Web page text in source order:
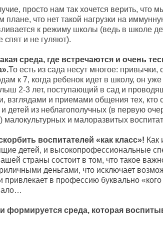
просто нам так хочется верить, что
что нет такой нагрузки на
к режиму школы (ведь в школе
спят и не гуляют).
среда, где встречаются и очень
То есть из сада несут многое: привычки,
к 7, когда ребенок идет в школу, он
2-3 лет, поступающий в сад и
взглядами и приемами общения тех, кто
детей из неблагополучных (в первую
малокультурных и малоразвитых
воспитателей «как класс»! Как
детей, и высокопрофессиональные
страны состоит в том, что такое
деньгами, что исключает
привлекает в профессию буквально
формируется среда, которая